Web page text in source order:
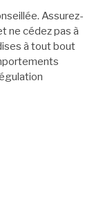
Assurez-
ne cédez pas à
à tout bout